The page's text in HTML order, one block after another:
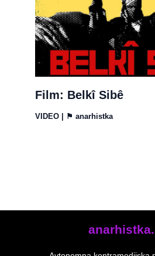
Film: Belkî Sibê
VIDEO | ⚑ anarhistka